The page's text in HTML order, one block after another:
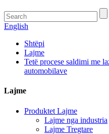
English
Shtëpi
Lajme
Tetë procese saldimi me
automobilave
Lajme
Produktet Lajme
Lajme nga industria
Lajme Tregtare